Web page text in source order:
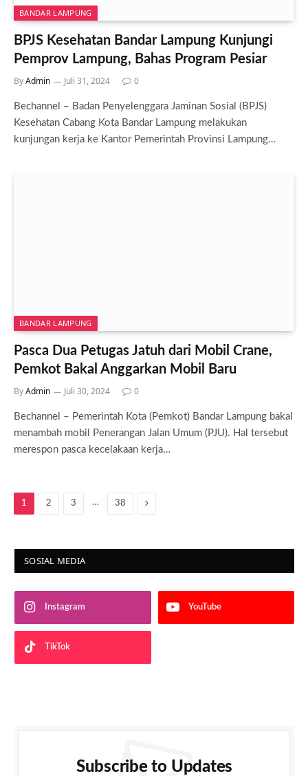
BANDAR LAMPUNG
BPJS Kesehatan Bandar Lampung Kunjungi
Pemprov Lampung, Bahas Program Pesiar
ByAdmin Juli 31, 2024 0
Bechannel – Badan Penyelenggara Jaminan Sosial (BPJS)
Kesehatan Cabang Kota Bandar Lampung melakukan
kunjungan kerja ke Kantor Pemerintah Provinsi Lampung…
BANDAR LAMPUNG
Pasca Dua Petugas Jatuh dari Mobil Crane,
Pemkot Bakal Anggarkan Mobil Baru
ByAdmin Juli 30, 2024 0
Bechannel – Pemerintah Kota (Pemkot) Bandar Lampung bakal
menambah mobil Penerangan Jalan Umum (PJU). Hal tersebut
merespon pasca kecelakaan kerja…
1 2 3 … 38 Next
SOSIAL MEDIA
Instagram YouTube
TikTok
Subscribe to Updates